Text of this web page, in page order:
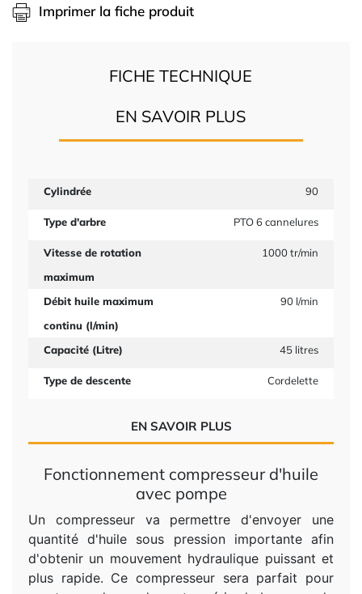
Imprimer la fiche produit
FICHE TECHNIQUE
EN SAVOIR PLUS
Cylindrée 90
Type d'arbre PTO 6 cannelures
Vitesse de rotation
maximum
1000 tr/min
Débit huile maximum
continu (l/min)
90 l/min
Capacité (Litre) 45 litres
Type de descente Cordelette
EN SAVOIR PLUS
Fonctionnement compresseur d'huile
avec pompe
Un compresseur va permettre d'envoyer une
quantité d'huile sous pression importante afin
d'obtenir un mouvement hydraulique puissant et
plus rapide. Ce compresseur sera parfait pour